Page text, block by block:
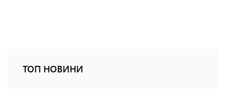
ТОП НОВИНИ